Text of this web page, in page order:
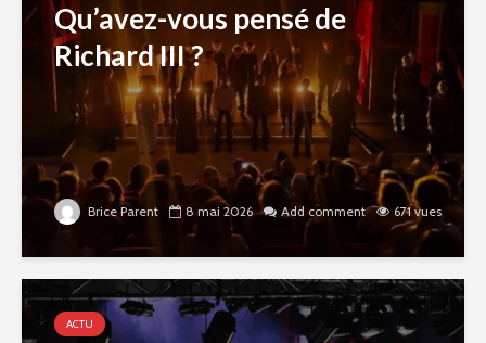
Qu’avez-vous pensé de
Richard III ?
Brice Parent 8 mai 2026 Add comment 671 vues
ACTU